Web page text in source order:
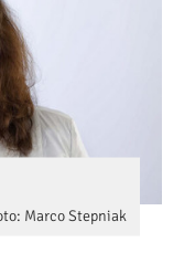
Marco Stepniak